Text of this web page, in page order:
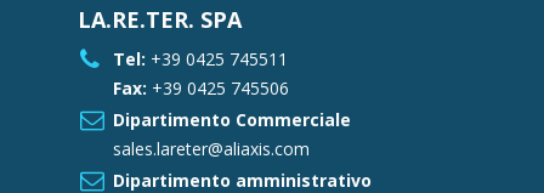
LA.RE.TER. SPA
Tel: +39 0425 745511
Fax: +39 0425 745506
Dipartimento Commerciale
sales.lareter@aliaxis.com
Dipartimento amministrativo